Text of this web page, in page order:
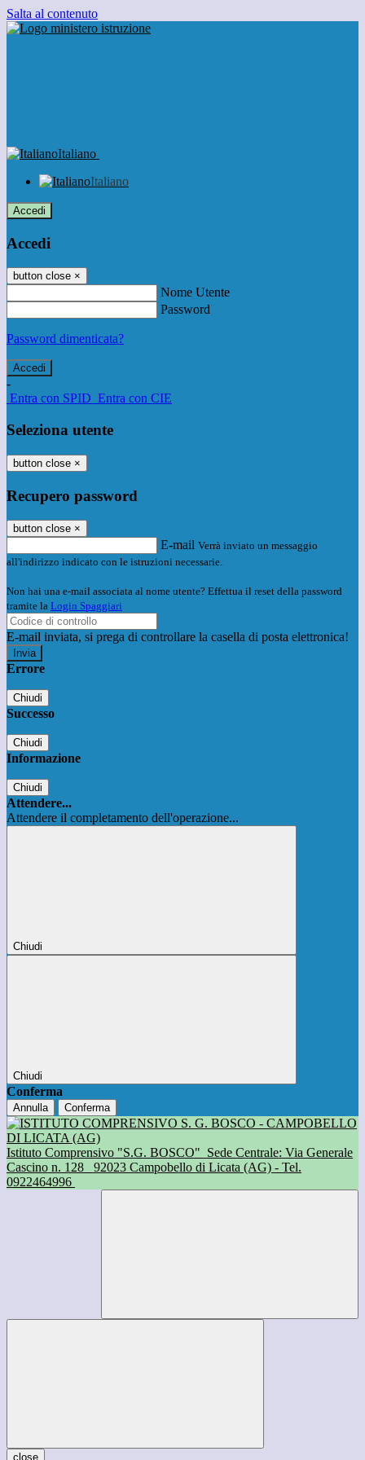
Salta al contenuto
Italiano
Italiano
Accedi
Accedi
button close ×
Nome Utente
Password
Password dimenticata?
-
Entra con SPID Entra con CIE
Seleziona utente
button close ×
Recupero password
button close ×
E-mail Verrà inviato un messaggio
all'indirizzo indicato con le istruzioni necessarie.
Non hai una e-mail associata al nome utente? Effettua il reset della password
tramite la Login Spaggiari
E-mail inviata, si prega di controllare la casella di posta elettronica!
Errore
Chiudi
Successo
Chiudi
Informazione
Chiudi
Attendere...
Attendere il completamento dell'operazione...
Chiudi
Chiudi
Conferma
Annulla Conferma
Istituto Comprensivo "S.G. BOSCO" Sede Centrale: Via Generale
Cascino n. 128
92023 Campobello di Licata (AG) - Tel.
0922464996
close